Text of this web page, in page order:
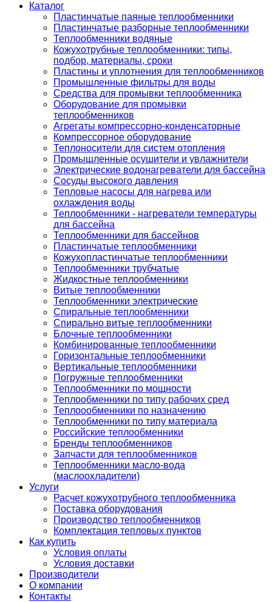
Каталог
Пластинчатые паяные теплообменники
Пластинчатые разборные теплообменники
Теплообменники водяные
Кожухотрубные теплообменники: типы,
подбор, материалы, сроки
Пластины и уплотнения для теплообменников
Промышленные фильтры для воды
Средства для промывки теплообменника
Оборудование для промывки
теплообменников
Агрегаты компрессорно-конденсаторные
Компрессорное оборудование
Теплоносители для систем отопления
Промышленные осушители и увлажнители
Электрические водонагреватели для бассейна
Сосуды высокого давления
Тепловые насосы для нагрева или
охлаждения воды
Теплообменники - нагреватели температуры
для бассейна
Теплообменники для бассейнов
Пластинчатые теплообменники
Кожухопластинчатые теплообменники
Теплообменники трубчатые
Жидкостные теплообменники
Витые теплообменники
Теплообменники электрические
Спиральные теплообменники
Спирально витые теплообменники
Блочные теплообменники
Комбинированные теплообменники
Горизонтальные теплообменники
Вертикальные теплообменники
Погружные теплообменники
Теплообменники по мощности
Теплообменники по типу рабочих сред
Теплоообменники по назначению
Теплообменники по типу материала
Российские теплообменники
Бренды теплообменников
Запчасти для теплообменников
Теплообменники масло-вода
(маслоохладители)
Услуги
Расчет кожухотрубного теплообменника
Поставка оборудования
Производство теплообменников
Комплектация тепловых пунктов
Как купить
Условия оплаты
Условия доставки
Производители
О компании
Контакты